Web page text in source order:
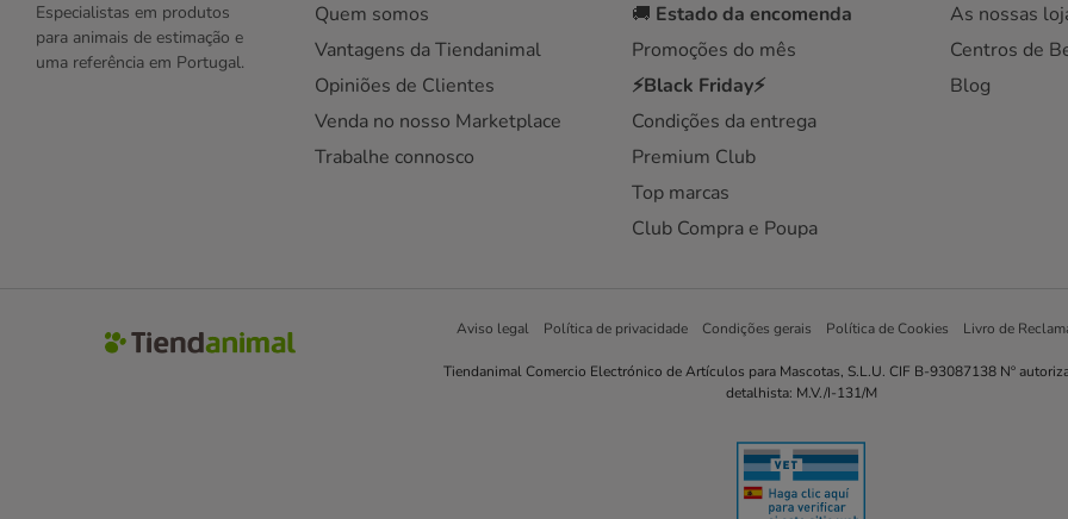
Especialistas em produtos
para animais de estimação e
uma referência em Portugal.
Quem somos
Vantagens da Tiendanimal
Opiniões de Clientes
Venda no nosso Marketplace
Trabalhe connosco
🚚 Estado da encomenda
Promoções do mês
⚡Black Friday⚡
Condições da entrega
Premium Club
Top marcas
Club Compra e Poupa
As nossas
Centros de
Blog
Aviso legal Política de privacidade Condições gerais Política de Cookies Livro de
Tiendanimal Comercio Electrónico de Artículos para Mascotas, S.L.U. CIF B-93087138 Nº
detalhista: M.V./I-131/M